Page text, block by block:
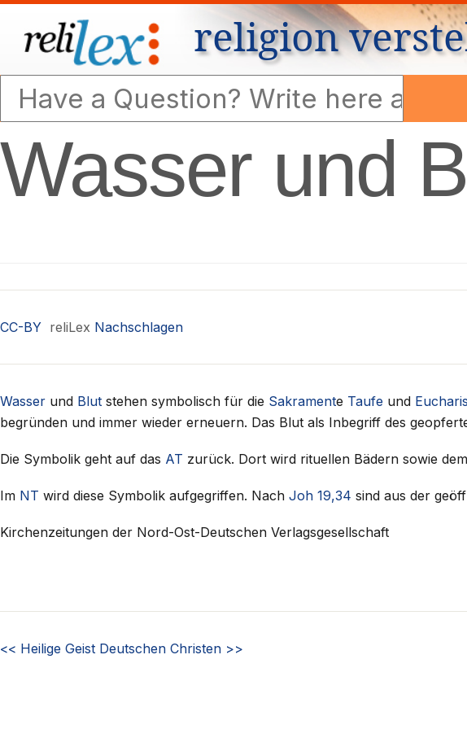
religion
Wasser und
CC-BY reliLex Nachschlagen
Wasser und Blut stehen symbolisch für die Sakramente Taufe und
begründen und immer wieder erneuern. Das Blut als Inbegriff des
Die Symbolik geht auf das AT zurück. Dort wird rituellen Bädern sowie
Im NT wird diese Symbolik aufgegriffen. Nach Joh 19,34 sind aus der
Kirchenzeitungen der Nord-Ost-Deutschen Verlagsgesellschaft
<< Heilige Geist Deutschen Christen >>